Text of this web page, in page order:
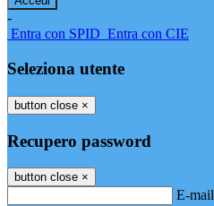
-
Entra con SPID Entra con CIE
Seleziona utente
button close ×
Recupero password
button close ×
E-mail